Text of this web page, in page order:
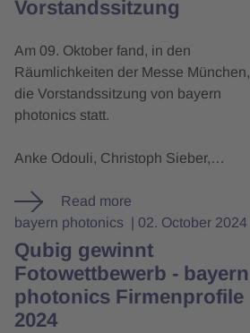
Vorstandssitzung
Am 09. Oktober fand, in den
Räumlichkeiten der Messe München,
die Vorstandssitzung von bayern
photonics statt.
Anke Odouli, Christoph Sieber,…
Read more
bayern photonics
02. October 2024
Qubig gewinnt
Fotowettbewerb - bayern
photonics Firmenprofile
2024